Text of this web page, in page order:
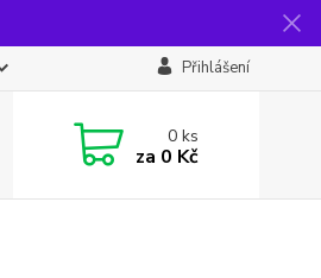
Přihlášení
0ks
za 0 Kč